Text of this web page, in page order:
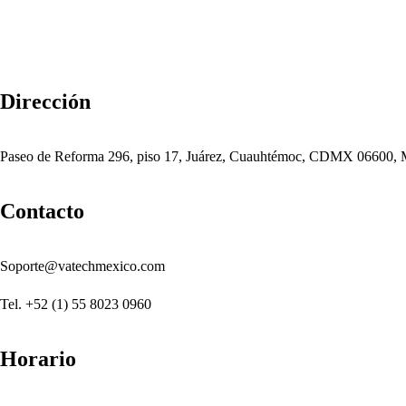
Dirección
Paseo de Reforma 296, piso 17, Juárez, Cuauhtémoc, CDMX 06600,
Contacto
Soporte@vatechmexico.com
Tel. +52 (1) 55 8023 0960
Horario